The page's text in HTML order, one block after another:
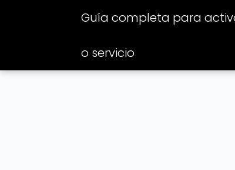
Guía completa para
o servicio